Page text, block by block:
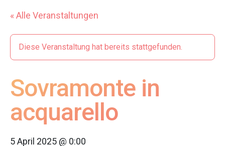
« Alle Veranstaltungen
Diese Veranstaltung hat bereits stattgefunden.
Sovramonte in
acquarello
5 April 2025 @ 0:00